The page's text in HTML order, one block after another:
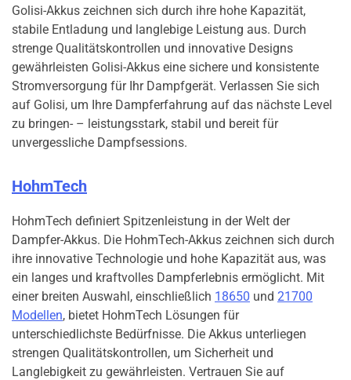
Golisi-Akkus zeichnen sich durch ihre hohe Kapazität,
stabile Entladung und langlebige Leistung aus. Durch
strenge Qualitätskontrollen und innovative Designs
gewährleisten Golisi-Akkus eine sichere und konsistente
Stromversorgung für Ihr Dampfgerät. Verlassen Sie sich
auf Golisi, um Ihre Dampferfahrung auf das nächste Level
zu bringen- – leistungsstark, stabil und bereit für
unvergessliche Dampfsessions.
HohmTech
HohmTech definiert Spitzenleistung in der Welt der
Dampfer-Akkus. Die HohmTech-Akkus zeichnen sich durch
ihre innovative Technologie und hohe Kapazität aus, was
ein langes und kraftvolles Dampferlebnis ermöglicht. Mit
einer breiten Auswahl, einschließlich 18650 und 21700
Modellen, bietet HohmTech Lösungen für
unterschiedlichste Bedürfnisse. Die Akkus unterliegen
strengen Qualitätskontrollen, um Sicherheit und
Langlebigkeit zu gewährleisten. Vertrauen Sie auf